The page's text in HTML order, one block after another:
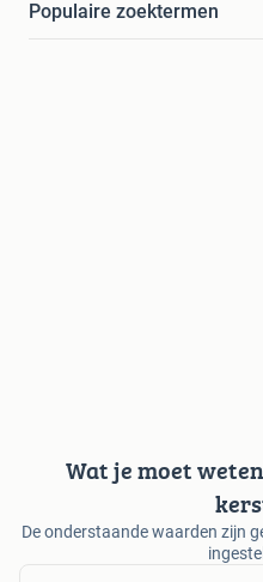
Populaire zoektermen
Wat je moet
De onderstaande waarden zijn